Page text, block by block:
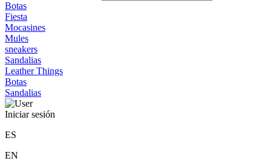
Botas
Fiesta
Mocasines
Mules
sneakers
Sandalias
Leather Things
Botas
Sandalias
Iniciar sesión
ES
EN